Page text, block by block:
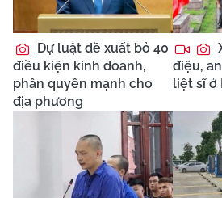
Dự luật đề xuất bỏ 40
điều kiện kinh doanh,
phân quyền mạnh cho
địa phương
điệu,
liệt sĩ ở